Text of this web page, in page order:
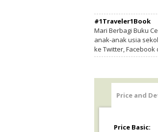
#1Traveler1Book
Mari Berbagi Buku
anak-anak usia
ke Twitter,
Price and
Price Basic: